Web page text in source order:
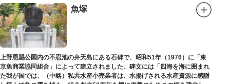
魚塚
上野恩賜公園内の不忍池の弁天島にある石碑で、昭和51年（1976）に「東
京魚商業協同組合」によって建立されました。碑文には「四海を海に囲まれ
た我が国では、（中略）私共水産小売業者は、水揚げされる水産資源に感謝